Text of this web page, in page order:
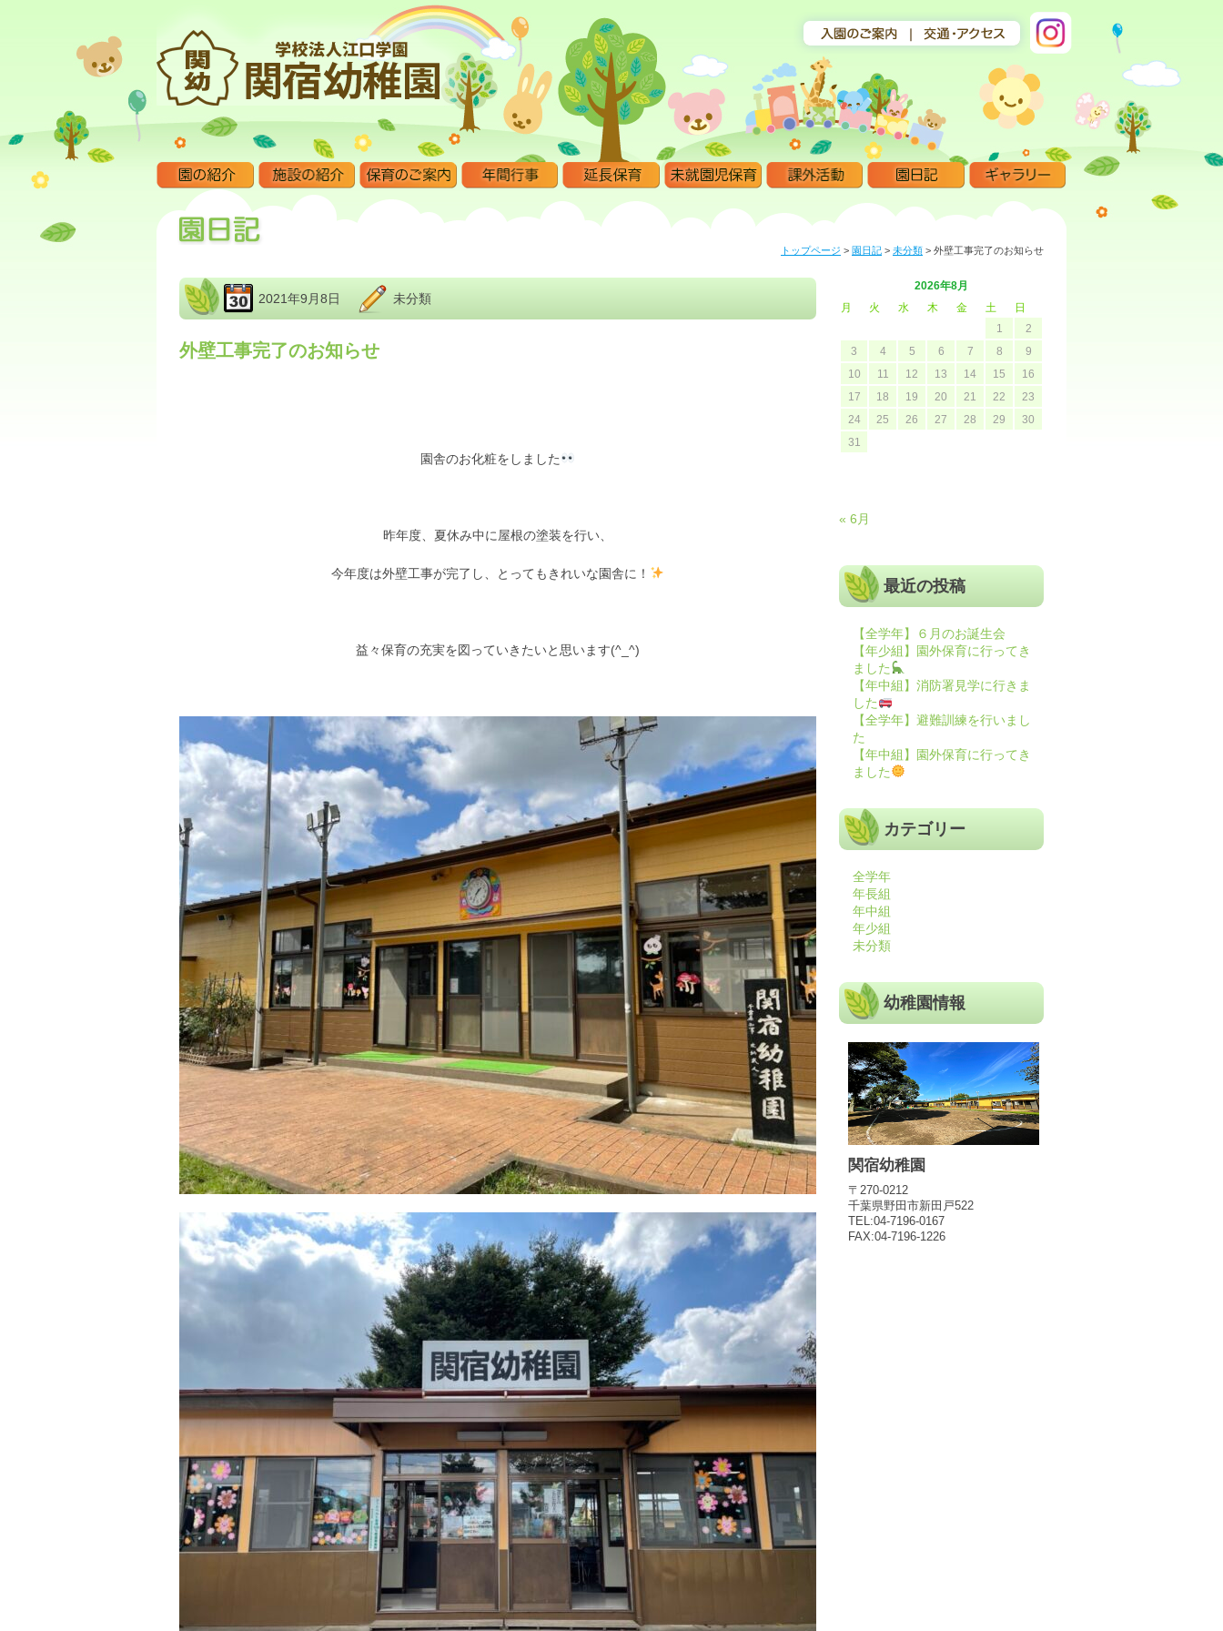
トップページ > 園日記 > 未分類 > 外壁工事完了のお知らせ
2021年9月8日 未分類
外壁工事完了のお知らせ
園舎のお化粧をしました
昨年度、夏休み中に屋根の塗装を行い、
今年度は外壁工事が完了し、とってもきれいな園舎に！
益々保育の充実を図っていきたいと思います(^_^)
2026年8月
月
火 水 木 金 土
日
1
2
3
4 5 6 7 8
9
10
11 12 13 14 15
16
17
18 19 20 21 22
23
24
25 26 27 28 29
30
31
« 6月
最近の投稿
【全学年】６月のお誕生会
【年少組】園外保育に行ってき
ました
【年中組】消防署見学に行きま
した
【全学年】避難訓練を行いまし
た
【年中組】園外保育に行ってき
ました
カテゴリー
全学年
年長組
年中組
年少組
未分類
幼稚園情報
関宿幼稚園
〒270-0212
千葉県野田市新田戸522
TEL:04-7196-0167
FAX:04-7196-1226